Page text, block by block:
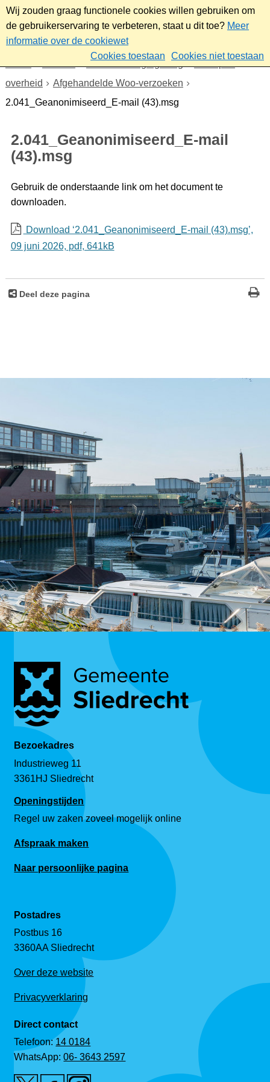
Wij zouden graag functionele cookies willen gebruiken om
de gebruikerservaring te verbeteren, staat u dit toe? Meer
informatie over de cookiewet
Cookies toestaan
Cookies niet toestaan
Beleid- en regelgeving
Wet open
overheid
Afgehandelde Woo-verzoeken
2.041_Geanonimiseerd_E-mail (43).msg
2.041_Geanonimiseerd_E-mail
(43).msg
Gebruik de onderstaande link om het document te
downloaden.
Download ‘2.041_Geanonimiseerd_E-mail (43).msg’,
09 juni 2026, pdf, 641kB
Deel deze pagina
Bezoekadres
Industrieweg 11
3361HJ Sliedrecht
Openingstijden
Regel uw zaken zoveel mogelijk online
Afspraak maken
Naar persoonlijke pagina
Postadres
Postbus 16
3360AA Sliedrecht
Over deze website
Privacyverklaring
Direct contact
Telefoon:14 0184
WhatsApp:06- 3643 2597